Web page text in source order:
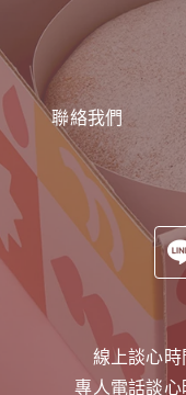
聯絡我們
線上談心
專人電話談